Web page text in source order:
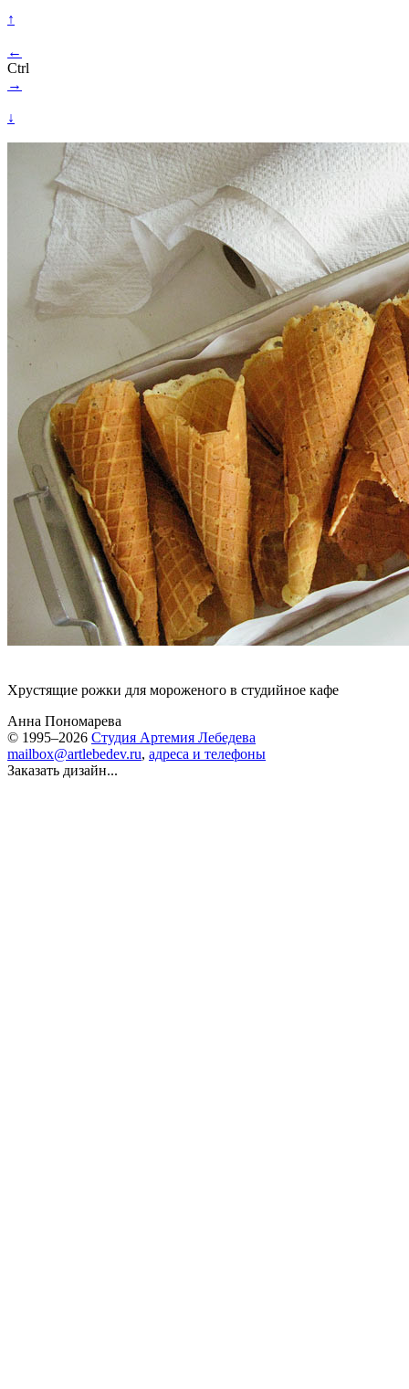
↑
←
Ctrl
→
↓
Хрустящие рожки для мороженого в студийное кафе
Анна Пономарева
© 1995–2026 Студия Артемия Лебедева
mailbox@artlebedev.ru, адреса и телефоны
Заказать дизайн...